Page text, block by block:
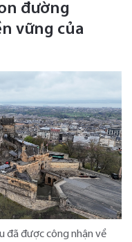
đường
vững của
đã được công nhận về